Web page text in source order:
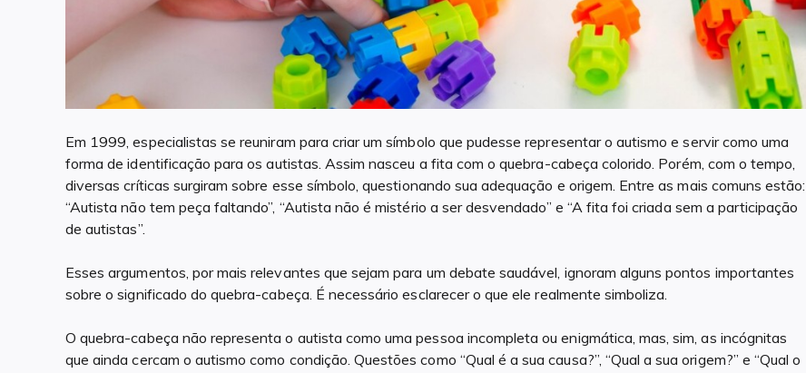
Em 1999, especialistas se reuniram para criar um símbolo que pudesse representar o autismo e servir como uma
forma de identificação para os autistas. Assim nasceu a fita com o quebra-cabeça colorido. Porém, com o tempo,
diversas críticas surgiram sobre esse símbolo, questionando sua adequação e origem. Entre as mais comuns estão:
“Autista não tem peça faltando”, “Autista não é mistério a ser desvendado” e “A fita foi criada sem a participação
de autistas”.
Esses argumentos, por mais relevantes que sejam para um debate saudável, ignoram alguns pontos importantes
sobre o significado do quebra-cabeça. É necessário esclarecer o que ele realmente simboliza.
O quebra-cabeça não representa o autista como uma pessoa incompleta ou enigmática, mas, sim, as incógnitas
que ainda cercam o autismo como condição. Questões como “Qual é a sua causa?”, “Qual a sua origem?” e “Qual o